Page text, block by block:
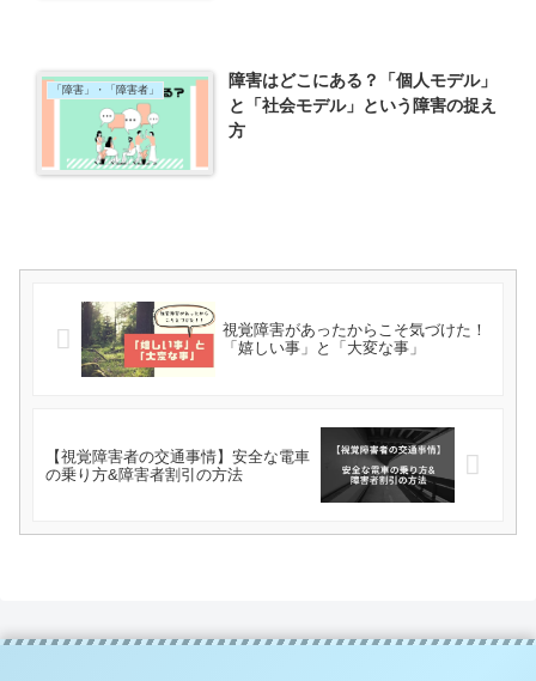
「障害」・「障害者」
障害はどこにある？「個人モデル」
と「社会モデル」という障害の捉え
方
視覚障害があったからこそ気づけた！
「嬉しい事」と「大変な事」
【視覚障害者の交通事情】安全な電車
の乗り方&障害者割引の方法